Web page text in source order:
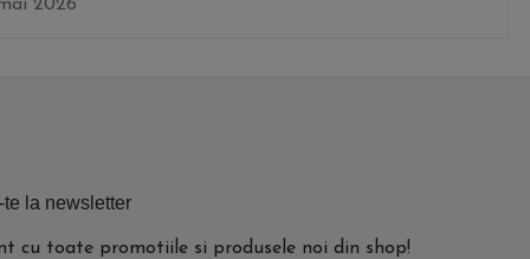
2026
la newsletter
cu toate promotiile si produsele noi din shop!